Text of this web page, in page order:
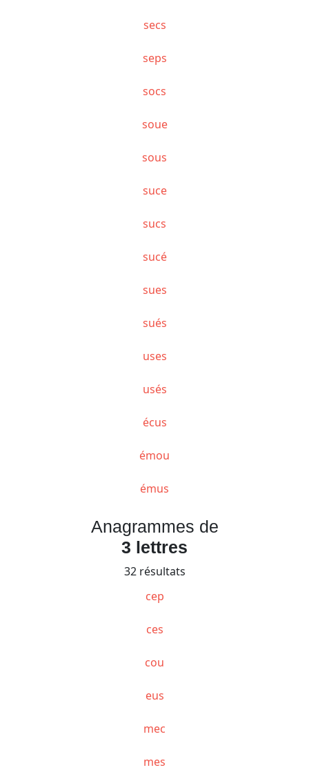
secs
seps
socs
soue
sous
suce
sucs
sucé
sues
sués
uses
usés
écus
émou
émus
Anagrammes de
3 lettres
32 résultats
cep
ces
cou
eus
mec
mes